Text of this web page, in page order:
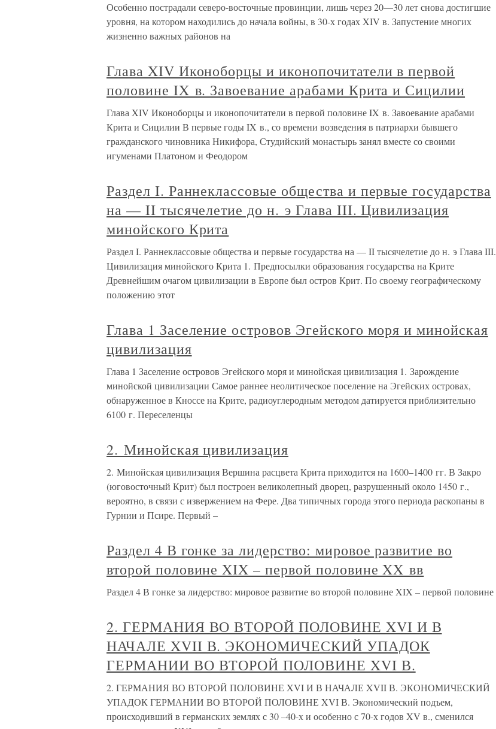
Особенно пострадали северо-восточные провинции, лишь через 20—30 лет снова достигшие
уровня, на котором находились до начала войны, в 30-х годах XIV в. Запустение многих
жизненно важных районов на
Глава XIV Иконоборцы и иконопочитатели в первой
половине IX в. Завоевание арабами Крита и Сицилии
Глава XIV Иконоборцы и иконопочитатели в первой половине IX в. Завоевание арабами
Крита и Сицилии В первые годы IX в., со времени возведения в патриархи бывшего
гражданского чиновника Никифора, Студийский монастырь занял вместе со своими
игуменами Платоном и Феодором
Раздел I. Раннеклассовые общества и первые государства
на — II тысячелетие до н. э Глава III. Цивилизация
минойского Крита
Раздел I. Раннеклассовые общества и первые государства на — II тысячелетие до н. э Глава III.
Цивилизация минойского Крита 1. Предпосылки образования государства на Крите
Древнейшим очагом цивилизации в Европе был остров Крит. По своему географическому
положению этот
Глава 1 Заселение островов Эгейского моря и минойская
цивилизация
Глава 1 Заселение островов Эгейского моря и минойская цивилизация 1. Зарождение
минойской цивилизации Самое раннее неолитическое поселение на Эгейских островах,
обнаруженное в Кноссе на Крите, радиоуглеродным методом датируется приблизительно
6100 г. Переселенцы
2. Минойская цивилизация
2. Минойская цивилизация Вершина расцвета Крита приходится на 1600–1400 гг. В Закро
(юговосточный Крит) был построен великолепный дворец, разрушенный около 1450 г.,
вероятно, в связи с извержением на Фере. Два типичных города этого периода раскопаны в
Гурнии и Псире. Первый –
Раздел 4 В гонке за лидерство: мировое развитие во
второй половине XIX – первой половине XX вв
Раздел 4 В гонке за лидерство: мировое развитие во второй половине XIX – первой половине
2. ГЕРМАНИЯ ВО ВТОРОЙ ПОЛОВИНЕ XVI И В
НАЧАЛЕ XVII В. ЭКОНОМИЧЕСКИЙ УПАДОК
ГЕРМАНИИ ВО ВТОРОЙ ПОЛОВИНЕ XVI В.
2. ГЕРМАНИЯ ВО ВТОРОЙ ПОЛОВИНЕ XVI И В НАЧАЛЕ XVII В. ЭКОНОМИЧЕСКИЙ
УПАДОК ГЕРМАНИИ ВО ВТОРОЙ ПОЛОВИНЕ XVI В. Экономический подъем,
происходивший в германских землях с 30 –40-х и особенно с 70-х годов XV в., сменился